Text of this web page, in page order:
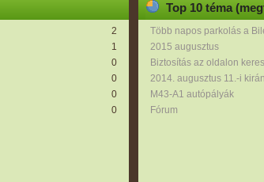
2
1
0
0
0
0
Top 10 téma
Több napos parkolás a
2015 augusztus
Biztosítás az oldalon
2014. augusztus 11.-i
M43-A1 autópályák
Fórum